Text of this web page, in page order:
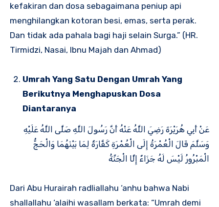
kefakiran dan dosa sebagaimana peniup api
menghilangkan kotoran besi, emas, serta perak.
Dan tidak ada pahala bagi haji selain Surga.” (HR.
Tirmidzi, Nasai, Ibnu Majah dan Ahmad)
Umrah Yang Satu Dengan Umrah Yang
Berikutnya Menghapuskan Dosa
Diantaranya
عَنْ أَبِي هُرَيْرَةَ رَضِيَ اللَّهُ عَنْهُ أَنَّ رَسُولَ اللَّهِ صَلَّى اللَّهُ عَلَيْهِ
وَسَلَّمَ قَالَ الْعُمْرَةُ إِلَى الْعُمْرَةِ كَفَّارَةٌ لِمَا بَيْنَهُمَا وَالْحَجُّ
الْمَبْرُورُ لَيْسَ لَهُ جَزَاءٌ إِلَّا الْجَنَّةُ
Dari Abu Hurairah radliallahu ‘anhu bahwa Nabi
shallallahu ‘alaihi wasallam berkata: “Umrah demi